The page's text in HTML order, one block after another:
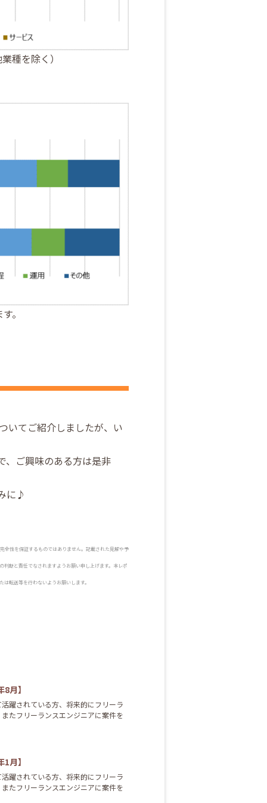
種を除く）
。
いてご紹介しましたが、い
、ご興味のある方は是非
に♪
全性を保証するものではありません。記載された見解や予
断と責任でなされますようお願い申し上げます。本レポ
転送等を行わないようお願いします。
月】
躍されている方、将来的にフリーラ
たフリーランスエンジニアに案件を
月】
躍されている方、将来的にフリーラ
たフリーランスエンジニアに案件を